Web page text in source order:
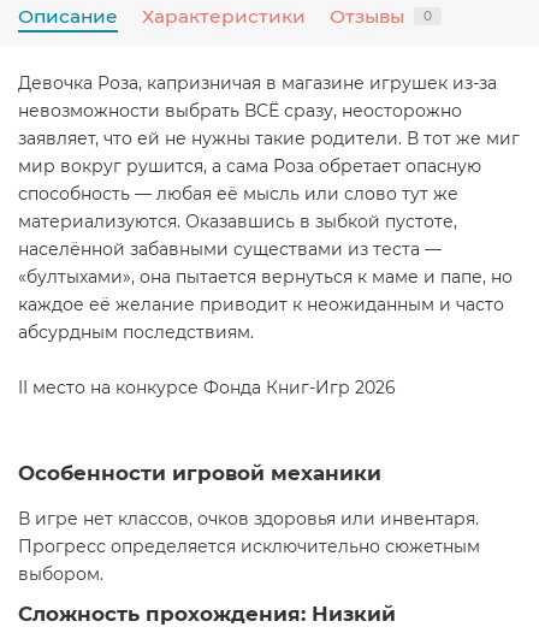
Описание Характеристики Отзывы 0
Девочка Роза, капризничая в магазине игрушек из-за
невозможности выбрать ВСЁ сразу, неосторожно
заявляет, что ей не нужны такие родители. В тот же миг
мир вокруг рушится, а сама Роза обретает опасную
способность — любая её мысль или слово тут же
материализуются. Оказавшись в зыбкой пустоте,
населённой забавными существами из теста —
«бултыхами», она пытается вернуться к маме и папе, но
каждое её желание приводит к неожиданным и часто
абсурдным последствиям.
II место на конкурсе Фонда Книг-Игр 2026
Особенности игровой механики
В игре нет классов, очков здоровья или инвентаря.
Прогресс определяется исключительно сюжетным
выбором.
Сложность прохождения: Низкий